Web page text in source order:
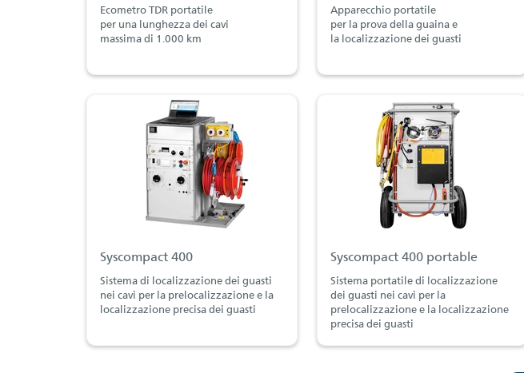
Ecometro TDR portatile
per una lunghezza dei cavi
massima di 1.000 km
Apparecchio portatile
per la prova della guaina e
la localizzazione dei guasti
Syscompact 400
Sistema di localizzazione dei guasti
nei cavi per la prelocalizzazione e la
localizzazione precisa dei guasti
Syscompact 400 portable
Sistema portatile di localizzazione
dei guasti nei cavi per la
prelocalizzazione e la localizzazione
precisa dei guasti